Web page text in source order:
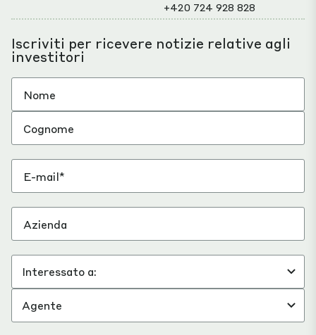
+420 724 928 828
Iscriviti per ricevere notizie relative agli
investitori